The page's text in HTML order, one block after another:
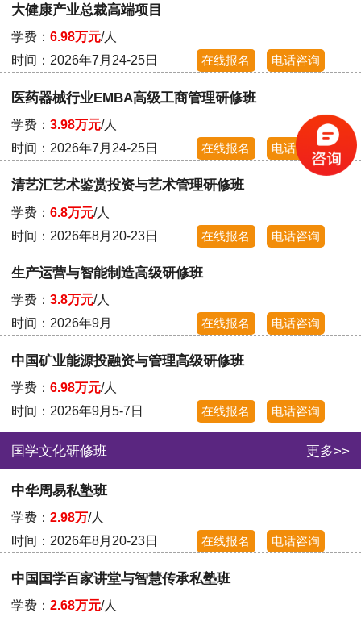
大健康产业总裁高端项目
学费：6.98万元/人
时间：2026年7月24-25日
在线报名 电话咨询
医药器械行业EMBA高级工商管理研修班
学费：3.98万元/人
时间：2026年7月24-25日
在线报名 电话咨询
清艺汇艺术鉴赏投资与艺术管理研修班
学费：6.8万元/人
时间：2026年8月20-23日
在线报名 电话咨询
生产运营与智能制造高级研修班
学费：3.8万元/人
时间：2026年9月
在线报名 电话咨询
中国矿业能源投融资与管理高级研修班
学费：6.98万元/人
时间：2026年9月5-7日
在线报名 电话咨询
国学文化研修班 更多>>
中华周易私塾班
学费：2.98万/人
时间：2026年8月20-23日
在线报名 电话咨询
中国国学百家讲堂与智慧传承私塾班
学费：2.68万元/人